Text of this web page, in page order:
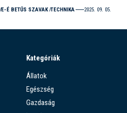
E-É BETŰS SZAVAK TECHNIKA 2025. 09. 05.
Kategóriák
Állatok
Egészség
Gazdaság